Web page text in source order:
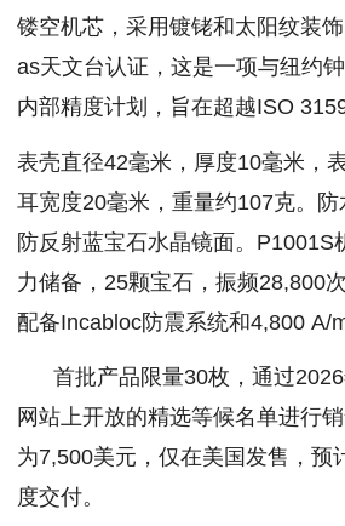
镂空机芯，采用镀铑和太阳纹装
as天文台认证，这是一项与纽约
内部精度计划，旨在超越ISO
表壳直径42毫米，厚度10毫米，
耳宽度20毫米，重量约107克。
防反射蓝宝石水晶镜面。P1001S
力储备，25颗宝石，振频28,800
配备Incabloc防震系统和4,800 A/
首批产品限量30枚，通过2026
网站上开放的精选等候名单进行
为7,500美元，仅在美国发售，预
度交付。